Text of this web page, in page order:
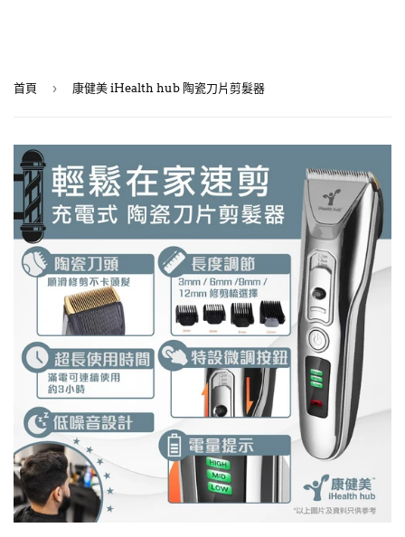
首頁 › 康健美 iHealth hub 陶瓷刀片剪髮器